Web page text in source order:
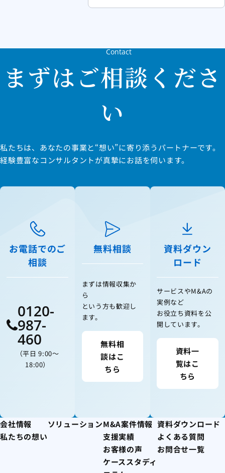
Contact
まずはご相談くださ
い
私たちは、あなたの事業と“想い”に寄り添うパートナーです。
経験豊富なコンサルタントが真摯にお話を伺います。
お電話でのご
相談
0120-
987-
460
（平日 9:00〜
18:00）
無料相談
まずは情報収集か
ら
という方も歓迎し
ます。
無料相
談はこ
ちら
資料ダウン
ロード
サービスやM&Aの
実例など
お役立ち資料を公
開しています。
資料一
覧はこ
ちら
会社情報
私たちの想い
ソリューションM&A案件情報
支援実績
お客様の声
ケーススタディ
資料ダウンロード
よくある質問
お問合せ一覧